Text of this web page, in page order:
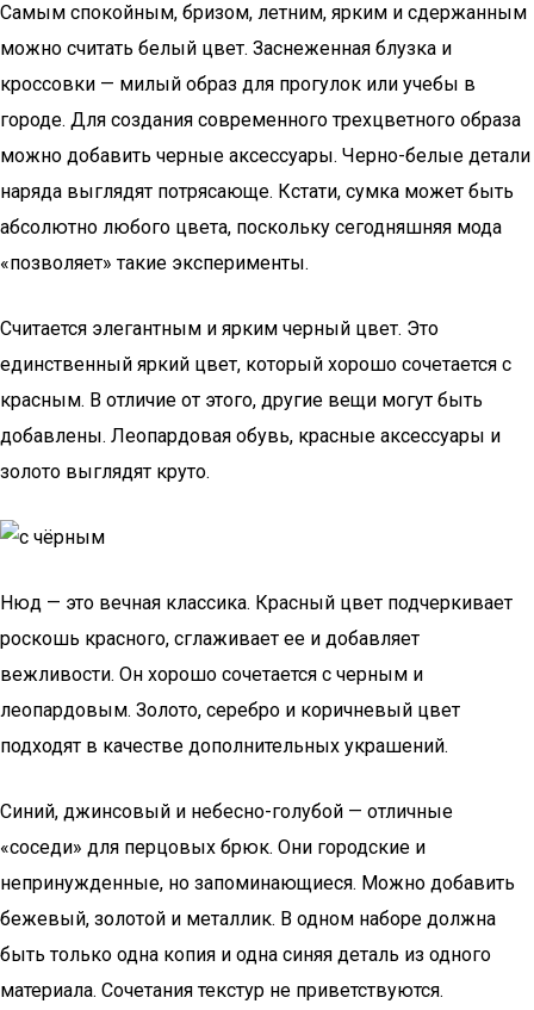
Самым спокойным, бризом, летним, ярким и сдержанным
можно считать белый цвет. Заснеженная блузка и
кроссовки — милый образ для прогулок или учебы в
городе. Для создания современного трехцветного образа
можно добавить черные аксессуары. Черно-белые детали
наряда выглядят потрясающе. Кстати, сумка может быть
абсолютно любого цвета, поскольку сегодняшняя мода
«позволяет» такие эксперименты.
Считается элегантным и ярким черный цвет. Это
единственный яркий цвет, который хорошо сочетается с
красным. В отличие от этого, другие вещи могут быть
добавлены. Леопардовая обувь, красные аксессуары и
золото выглядят круто.
Нюд — это вечная классика. Красный цвет подчеркивает
роскошь красного, сглаживает ее и добавляет
вежливости. Он хорошо сочетается с черным и
леопардовым. Золото, серебро и коричневый цвет
подходят в качестве дополнительных украшений.
Синий, джинсовый и небесно-голубой — отличные
«соседи» для перцовых брюк. Они городские и
непринужденные, но запоминающиеся. Можно добавить
бежевый, золотой и металлик. В одном наборе должна
быть только одна копия и одна синяя деталь из одного
материала. Сочетания текстур не приветствуются.